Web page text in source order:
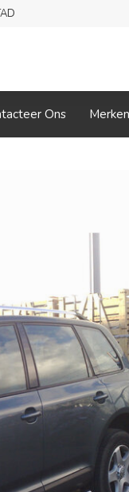
Ons Merken